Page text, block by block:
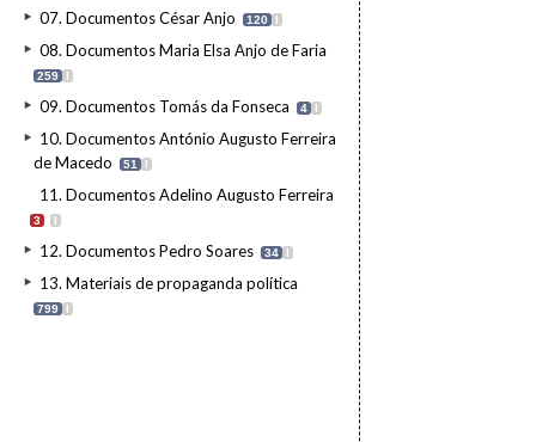
07. Documentos César Anjo 120 I
08. Documentos Maria Elsa Anjo de Faria
259 I
09. Documentos Tomás da Fonseca 4 I
10. Documentos António Augusto Ferreira
de Macedo
51 I
11. Documentos Adelino Augusto Ferreira
3 I
12. Documentos Pedro Soares 34 I
13. Materiais de propaganda política
799 I